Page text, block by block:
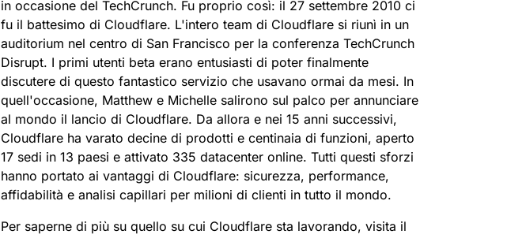
in occasione del TechCrunch. Fu proprio così: il 27 settembre 2010 ci
fu il battesimo di Cloudflare. L'intero team di Cloudflare si riunì in un
auditorium nel centro di San Francisco per la conferenza TechCrunch
Disrupt. I primi utenti beta erano entusiasti di poter finalmente
discutere di questo fantastico servizio che usavano ormai da mesi. In
quell'occasione, Matthew e Michelle salirono sul palco per annunciare
al mondo il lancio di Cloudflare. Da allora e nei 15 anni successivi,
Cloudflare ha varato decine di prodotti e centinaia di funzioni, aperto
17 sedi in 13 paesi e attivato 335 datacenter online. Tutti questi sforzi
hanno portato ai vantaggi di Cloudflare: sicurezza, performance,
affidabilità e analisi capillari per milioni di clienti in tutto il mondo.
Per saperne di più su quello su cui Cloudflare sta lavorando, visita il